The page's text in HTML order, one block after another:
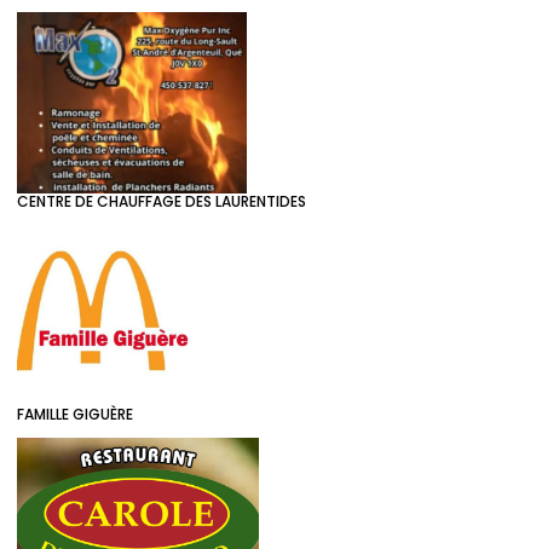
CENTRE DE CHAUFFAGE DES LAURENTIDES
FAMILLE GIGUÈRE